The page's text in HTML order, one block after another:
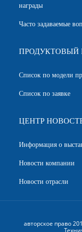
награды
Часто задаваемые
ПРОДУКТОВЫЙ
Список по модели
Список по заявке
ЦЕНТР
Информация о
Новости компании
Новости отрасли
авторское право